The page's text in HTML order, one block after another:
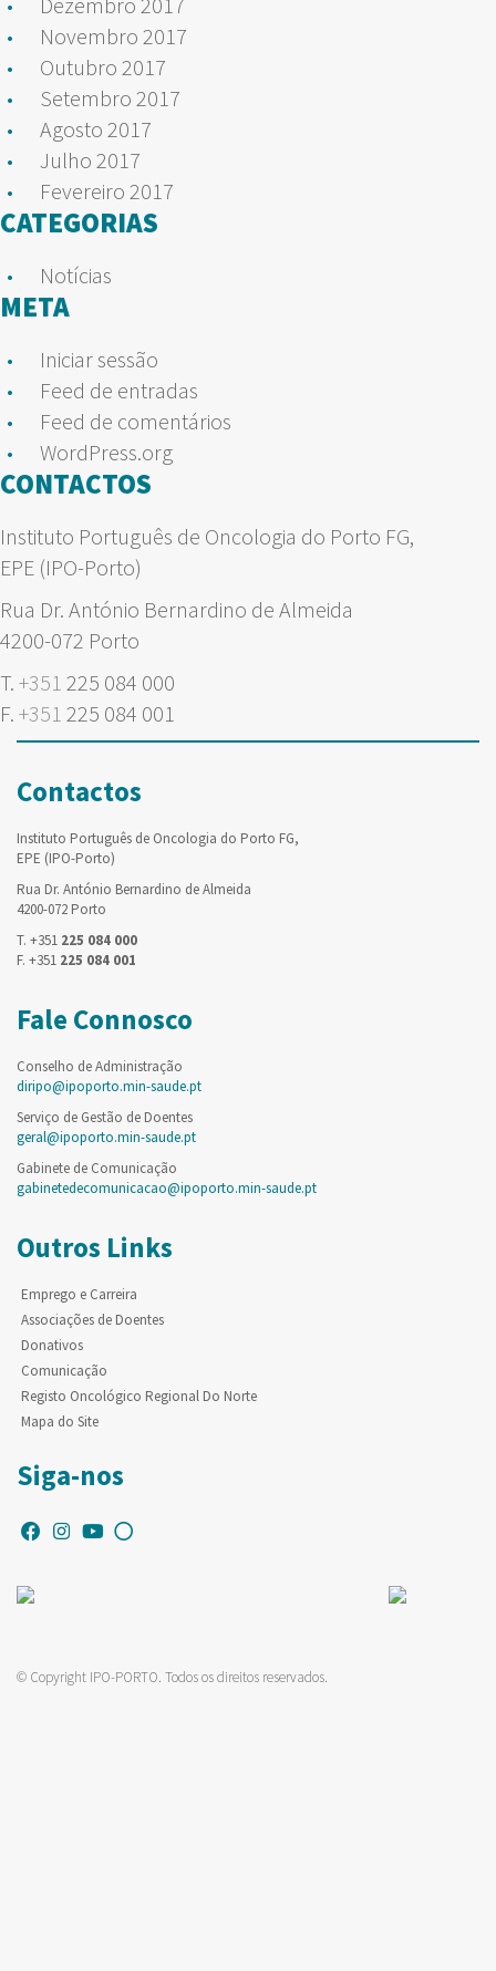
Novembro 2017
Outubro 2017
Setembro 2017
Agosto 2017
Julho 2017
Fevereiro 2017
CATEGORIAS
Notícias
META
Iniciar sessão
Feed de entradas
Feed de comentários
WordPress.org
CONTACTOS
Instituto Português de Oncologia do Porto FG,
EPE (IPO-Porto)
Rua Dr. António Bernardino de Almeida
4200-072 Porto
T. +351 225 084 000
F. +351 225 084 001
Contactos
Instituto Português de Oncologia do Porto FG,
EPE (IPO-Porto)
Rua Dr. António Bernardino de Almeida
4200-072 Porto
T. +351 225 084 000
F. +351 225 084 001
Fale Connosco
Conselho de Administração
diripo@ipoporto.min-saude.pt
Serviço de Gestão de Doentes
geral@ipoporto.min-saude.pt
Gabinete de Comunicação
gabinetedecomunicacao@ipoporto.min-saude.pt
Outros Links
Emprego e Carreira
Associações de Doentes
Donativos
Comunicação
Registo Oncológico Regional Do Norte
Mapa do Site
Siga-nos
© Copyright IPO-PORTO. Todos os direitos reservados.